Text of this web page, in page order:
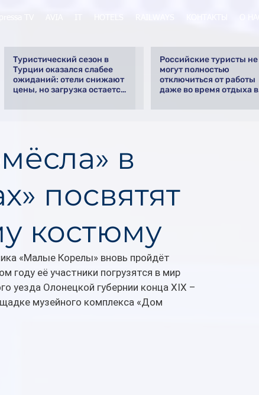
Туристический сезон в
Турции оказался слабее
ожиданий: отели снижают
цены, но загрузка остается
Российские туристы не
могут полностью
отключиться от работы
даже во время отдыха в
в
посвятят
костюму
«Малые Корелы» вновь пройдёт
году её участники погрузятся в мир
уезда Олонецкой губернии конца XIX –
музейного комплекса «Дом